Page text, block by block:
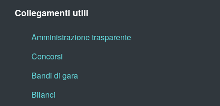
Collegamenti utili
Amministrazione trasparente
Concorsi
Bandi di gara
Bilanci